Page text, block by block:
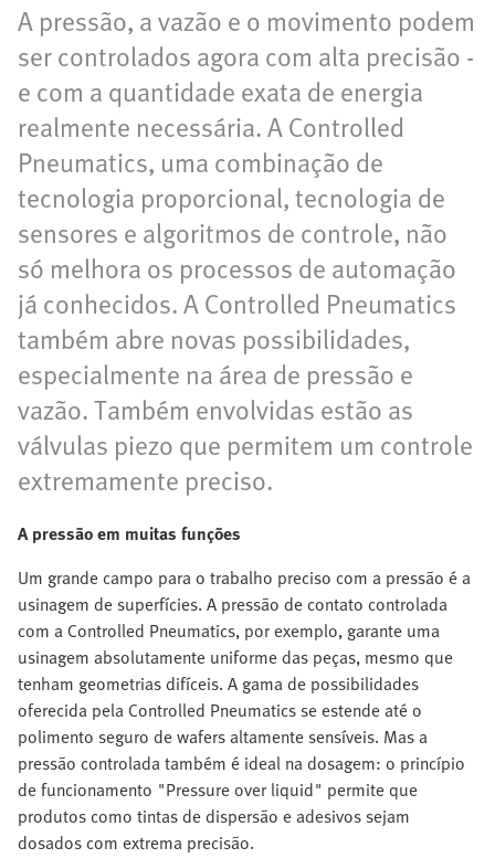
A pressão, a vazão e o movimento podem
ser controlados agora com alta precisão -
e com a quantidade exata de energia
realmente necessária. A Controlled
Pneumatics, uma combinação de
tecnologia proporcional, tecnologia de
sensores e algoritmos de controle, não
só melhora os processos de automação
já conhecidos. A Controlled Pneumatics
também abre novas possibilidades,
especialmente na área de pressão e
vazão. Também envolvidas estão as
válvulas piezo que permitem um controle
extremamente preciso.
A pressão em muitas funções
Um grande campo para o trabalho preciso com a pressão é a
usinagem de superfícies. A pressão de contato controlada
com a Controlled Pneumatics, por exemplo, garante uma
usinagem absolutamente uniforme das peças, mesmo que
tenham geometrias difíceis. A gama de possibilidades
oferecida pela Controlled Pneumatics se estende até o
polimento seguro de wafers altamente sensíveis. Mas a
pressão controlada também é ideal na dosagem: o princípio
de funcionamento "Pressure over liquid" permite que
produtos como tintas de dispersão e adesivos sejam
dosados com extrema precisão.